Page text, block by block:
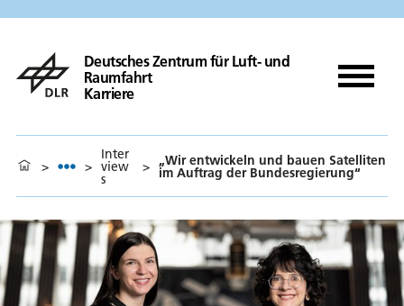
Deutsches Zentrum für Luft- und
Raumfahrt
Karriere
> >
Inter
view
s
> „Wir entwickeln und bauen Satelliten
im Auftrag der Bundesregierung“